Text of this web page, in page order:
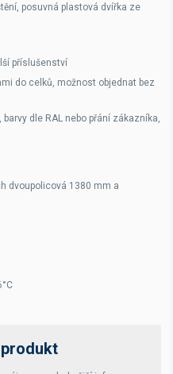
posuvná plastová dvířka ze
příslušenství
do celků, možnost objednat bez
dle RAL nebo přání zákazníka,
dvoupolicová 1380 mm a